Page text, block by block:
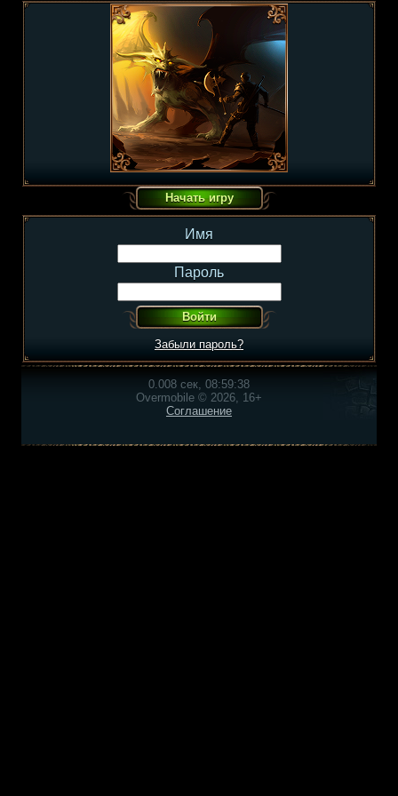
Имя
Пароль
Забыли пароль?
0.008 сек, 08:59:38
Overmobile © 2026, 16+
Соглашение